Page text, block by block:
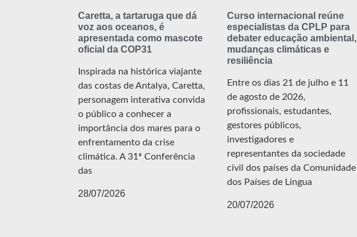
Caretta, a tartaruga que dá
voz aos oceanos, é
apresentada como mascote
oficial da COP31
Inspirada na histórica viajante
das costas de Antalya, Caretta,
personagem interativa convida
o público a conhecer a
importância dos mares para o
enfrentamento da crise
climática. A 31ª Conferência
das
28/07/2026
Curso internacional reúne
especialistas da CPLP para
debater educação ambiental,
mudanças climáticas e
resiliência
Entre os dias 21 de julho e 11
de agosto de 2026,
profissionais, estudantes,
gestores públicos,
investigadores e
representantes da sociedade
civil dos países da Comunidade
dos Países de Língua
20/07/2026